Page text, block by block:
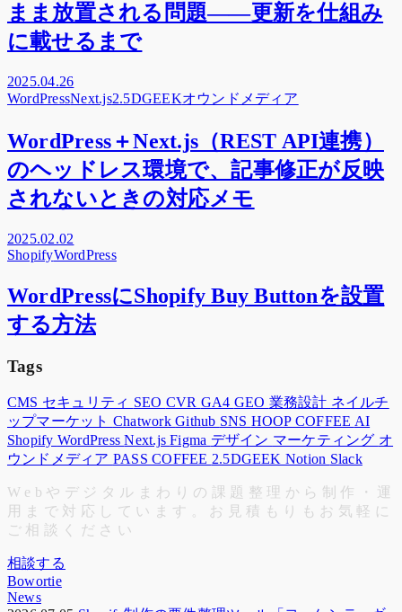
まま放置される問題——更新を仕組み
に載せるまで
2025.04.26
WordPressNext.js2.5DGEEKオウンドメディア
WordPress＋Next.js（REST API連携）
のヘッドレス環境で、記事修正が反映
されないときの対応メモ
2025.02.02
ShopifyWordPress
WordPressにShopify Buy Buttonを設置
する方法
Tags
CMS セキュリティ SEO CVR GA4 GEO 業務設計 ネイルチ
ップマーケット ChatworkGithub SNS HOOP COFFEE AI
Shopify WordPressNext.jsFigma デザイン マーケティング オ
ウンドメディア PASS COFFEE 2.5DGEEK Notion Slack
W e b や デ ジ タ ル ま わ り の 課 題 整理 か ら 制作 ・
運
用
ま で 対 応 し て い ま す お 見 積 も り も お 気 軽 に
ご 相 談 く だ さ い
相談する
Bowortie
News